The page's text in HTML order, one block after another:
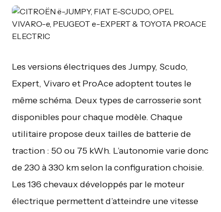
Les versions électriques des Jumpy, Scudo,
Expert, Vivaro et ProAce adoptent toutes le
même schéma. Deux types de carrosserie sont
disponibles pour chaque modèle. Chaque
utilitaire propose deux tailles de batterie de
traction : 50 ou 75 kWh. L’autonomie varie donc
de 230 à 330 km selon la configuration choisie.
Les 136 chevaux développés par le moteur
électrique permettent d’atteindre une vitesse